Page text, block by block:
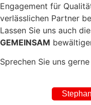
Engagement für
verlässlichen Partner
Lassen Sie uns auch
GEMEINSAM
Sprechen Sie uns